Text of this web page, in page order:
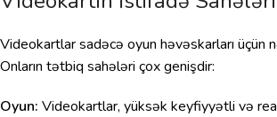
Videokartlar sadəcə oyun həvəskarları üçün
Onların tətbiq sahələri çox genişdir:
Oyun: Videokartlar, yüksək keyfiyyətli və